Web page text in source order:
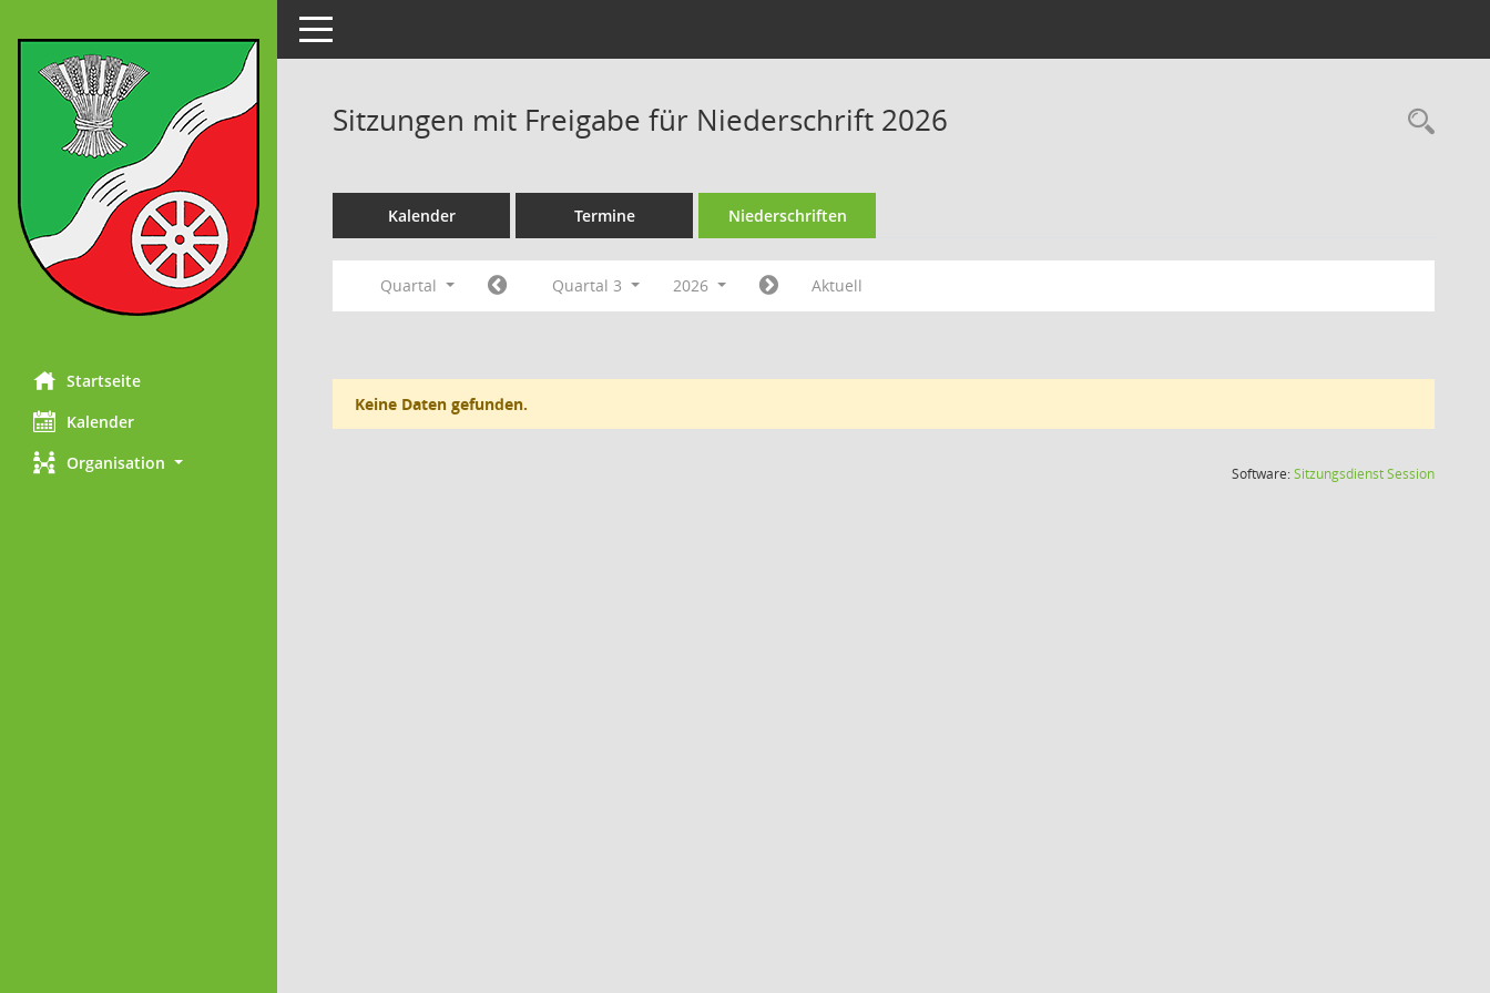
Startseite
Kalender
Organisation
Toggle navigation
Sitzungen mit Freigabe für Niederschrift 2026
Kalender Termine Niederschriften
Quartal Quartal 3 2026 Aktuell
Keine Daten gefunden.
Software:SitzungsdienstSession(Wird in